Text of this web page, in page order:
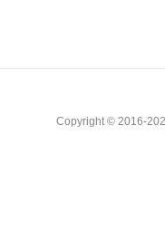
Copyright © 2016-